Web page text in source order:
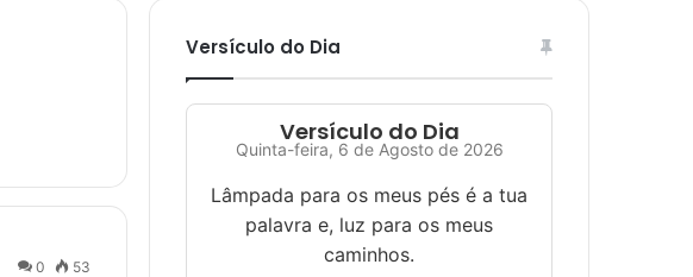
0 53
Versículo do Dia
Versículo do Dia
Quinta-feira, 6 de Agosto de 2026
Lâmpada para os meus pés é a tua
palavra e, luz para os meus
caminhos.